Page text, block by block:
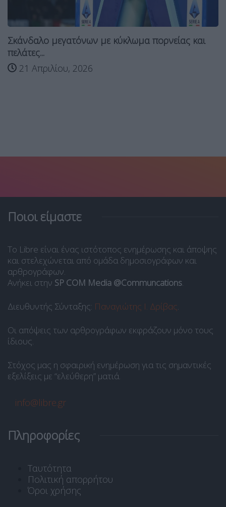
Σκάνδαλο μεγατόνων με κύκλωμα πορνείας και
πελάτες...
21 Απριλίου, 2026
Ποιοι είμαστε
Το Libre είναι ένας ιστότοπος ενημέρωσης και άποψης
και στελεχώνεται από ομάδα δημοσιογράφων και
αρθρογράφων.
Ανήκει στην SP COM Media @Communcations.
Διευθυντής Σύνταξης: Παναγιώτης Ι. Δρίβας.
Οι απόψεις των αρθρογράφων εκφράζουν μόνο τους
ίδιους.
Στόχος μας η σφαιρική ενημέρωση για τις σημαντικές
εξελίξεις με “ελεύθερη” ματιά.
info@libre.gr
Πληροφορίες
Ταυτότητα
Πολιτική απορρήτου
Όροι χρήσης